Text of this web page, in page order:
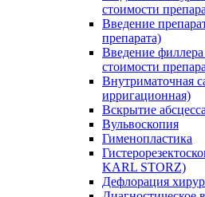
стоимости
Введение
препарата)
Введение
стоимости
Внутриматочная
ирригационная)
Вскрытие
Вульвоскопия
Гименопластика
KARL STORZ)
Дефлорация